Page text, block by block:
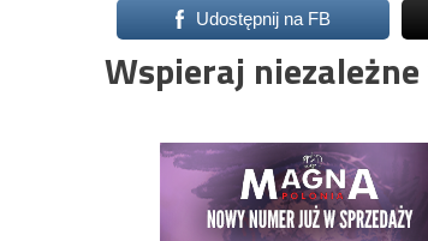
Udostępnij na FB
Wspieraj